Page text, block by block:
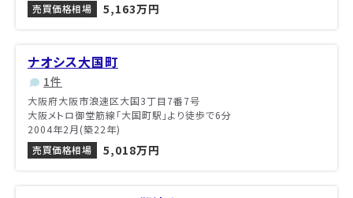
売買価格相場
5,163万円
ナオシス大国町
1件
大阪府大阪市浪速区大国3丁目7番7号
大阪メトロ御堂筋線「大国町駅」より徒歩で6分
2004年2月(築22年)
売買価格相場
5,018万円